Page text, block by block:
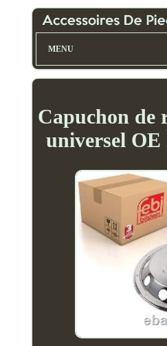
MENU
Capuchon de
universel OE